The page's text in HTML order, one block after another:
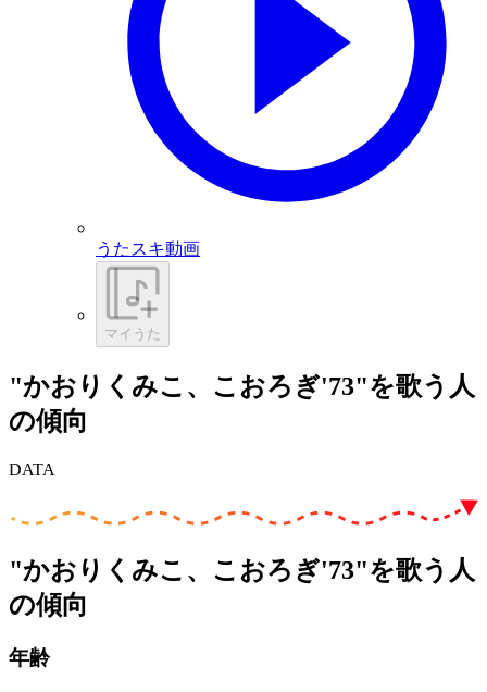
うたスキ動画
マイうた
"かおりくみこ、こおろぎ'73"を歌う人
の傾向
DATA
"かおりくみこ、こおろぎ'73"を歌う人
の傾向
年齢